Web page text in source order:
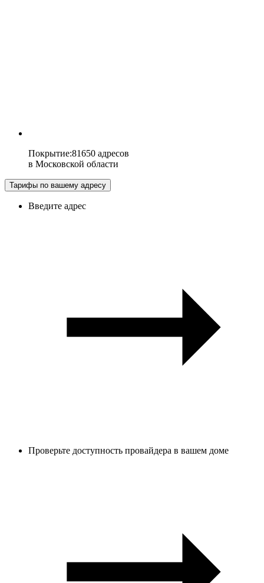
Покрытие:81650 адресов
в Московской области
Тарифы по вашему адресу
Введите адрес
Проверьте доступность провайдера в вашем доме